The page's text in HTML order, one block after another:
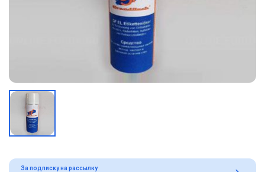
За подписку на рассылку